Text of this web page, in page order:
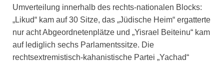
Umverteilung innerhalb des rechts-nationalen Blocks:
„Likud“ kam auf 30 Sitze, das „Jüdische Heim“ ergatterte
nur acht Abgeordnetenplätze und „Yisrael Beiteinu“ kam
auf lediglich sechs Parlamentssitze. Die
rechtsextremistisch-kahanistische Partei „Yachad“